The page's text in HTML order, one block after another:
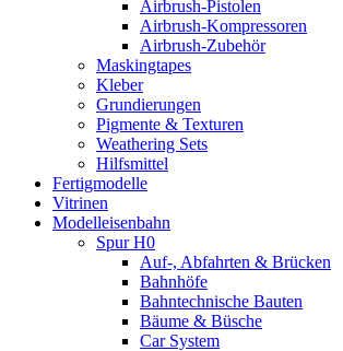
Airbrush-Pistolen
Airbrush-Kompressoren
Airbrush-Zubehör
Maskingtapes
Kleber
Grundierungen
Pigmente & Texturen
Weathering Sets
Hilfsmittel
Fertigmodelle
Vitrinen
Modelleisenbahn
Spur H0
Auf-, Abfahrten & Brücken
Bahnhöfe
Bahntechnische Bauten
Bäume & Büsche
Car System